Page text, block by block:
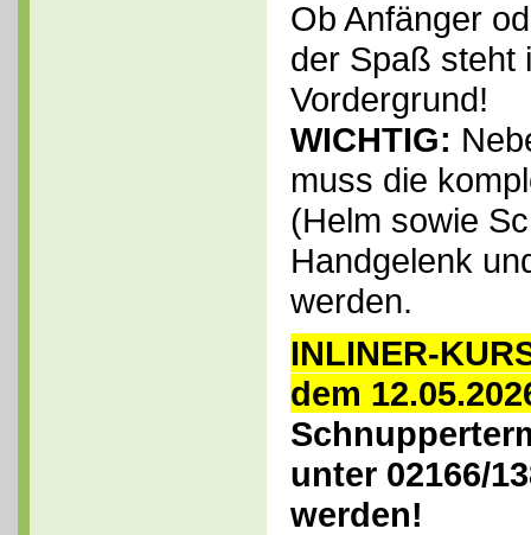
Ob Anfänger
der Spaß steht
Vordergrund!
WICHTIG:
muss die
(Helm sowie
Handgelenk
werden.
INLINER-
dem
unter 02166/
werden!